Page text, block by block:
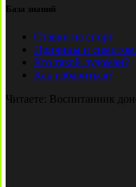
База знаний
Ставки на спорт
Причины и
Кто такой лудоман?
Как избавиться?
Читаете: Воспитанник